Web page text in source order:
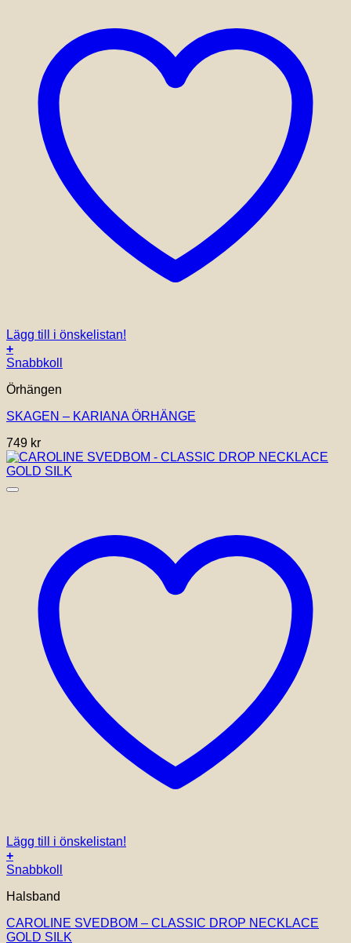
Lägg till i önskelistan!
+
Snabbkoll
Örhängen
SKAGEN – KARIANA ÖRHÄNGE
749 kr
Lägg till i önskelistan!
+
Snabbkoll
Halsband
CAROLINE SVEDBOM – CLASSIC DROP NECKLACE
GOLD SILK